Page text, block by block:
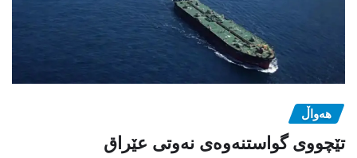
هەواڵ
تێچووی گواستنەوەی نەوتی عێراق